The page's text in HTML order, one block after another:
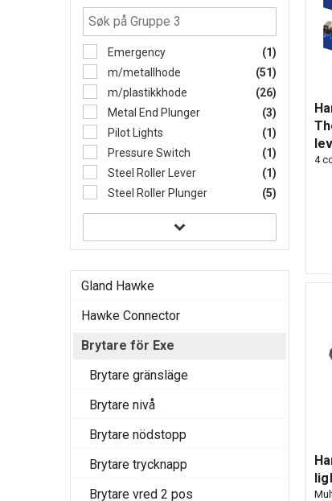
Emergency
(1)
m/metallhode
(51)
m/plastikkhode
(26)
Metal End Plunger
(3)
Pilot Lights
(1)
Pressure Switch
(1)
Steel Roller Lever
(1)
Steel Roller Plunger
(5)
Gland Hawke
Hawke Connector
Brytare för Exe
Brytare gränsläge
Brytare nivå
Brytare nödstopp
Brytare trycknapp
Brytare vred 2 pos
4